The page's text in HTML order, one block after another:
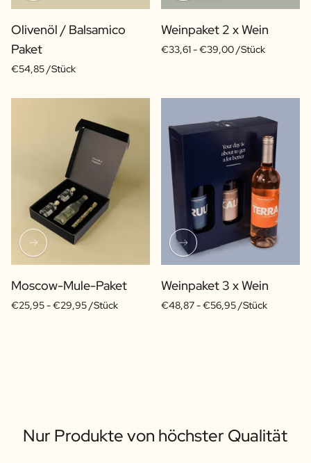
Olivenöl / Balsamico
Paket
€54,85 /Stück
Weinpaket 2 x Wein
€33,61 -€39,00 /Stück
Moscow-Mule-Paket
€25,95 -€29,95 /Stück
Weinpaket 3 x Wein
€48,87 -€56,95 /Stück
Nur Produkte von höchster Qualität